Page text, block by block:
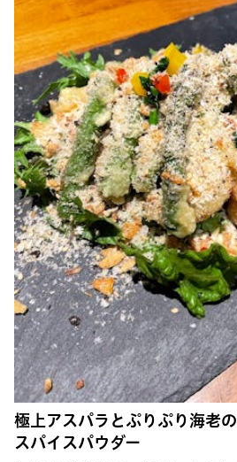
極上アスパラとぷりぷり海老の
スパイスパウダー